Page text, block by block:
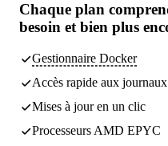
Chaque plan
besoin et bien plus
Gestionnaire Docker
Accès rapide aux
Mises à jour en un clic
Processeurs AMD EPYC